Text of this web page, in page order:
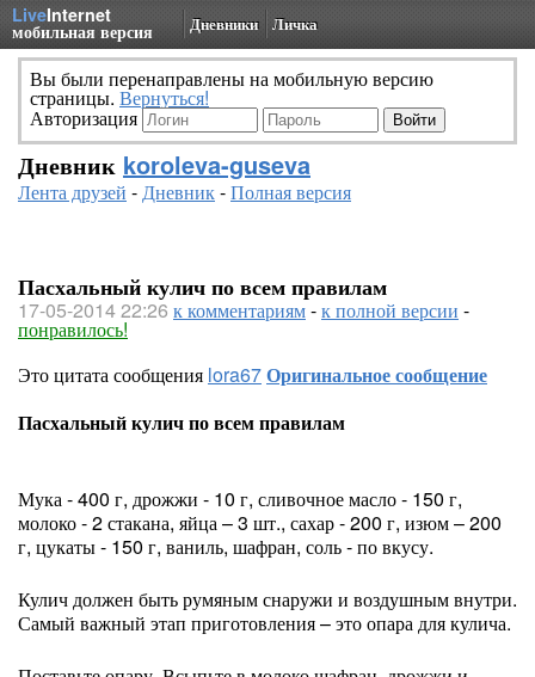
LiveInternet
мобильная версия Дневники Личка
Вы были перенаправлены на мобильную версию
страницы. Вернуться!
Авторизация
Дневник koroleva-guseva
Лента друзей -Дневник-Полная версия
Пасхальный кулич по всем правилам
17-05-2014 22:26 к комментариям-к полной версии -
понравилось!
Это цитата сообщения lora67Оригинальное сообщение
Пасхальный кулич по всем правилам
Мука - 400 г, дрожжи - 10 г, сливочное масло - 150 г,
молоко - 2 стакана, яйца – 3 шт., сахар - 200 г, изюм – 200
г, цукаты - 150 г, ваниль, шафран, соль - по вкусу.
Кулич должен быть румяным снаружи и воздушным внутри.
Самый важный этап приготовления – это опара для кулича.